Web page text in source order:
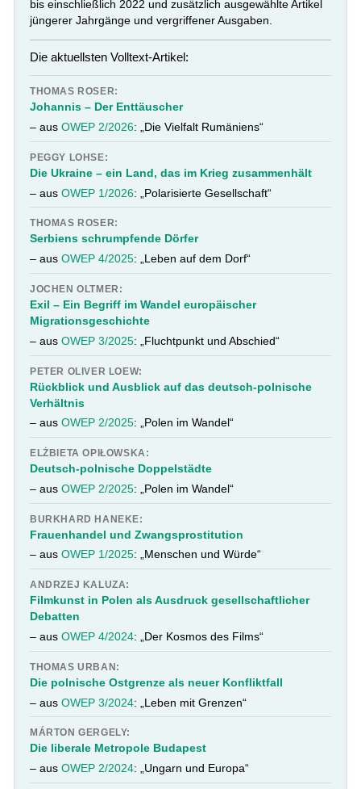
bis einschließlich 2022 und zusätzlich ausgewählte Artikel
jüngerer Jahrgänge und vergriffener Ausgaben.
Die aktuellsten Volltext-Artikel:
THOMAS ROSER:
Johannis – Der Enttäuscher
– ausOWEP 2/2026: „Die Vielfalt Rumäniens“
PEGGY LOHSE:
Die Ukraine – ein Land, das im Krieg zusammenhält
– ausOWEP 1/2026: „Polarisierte Gesellschaft“
THOMAS ROSER:
Serbiens schrumpfende Dörfer
– ausOWEP 4/2025: „Leben auf dem Dorf“
JOCHEN OLTMER:
Exil – Ein Begriff im Wandel europäischer
Migrationsgeschichte
– ausOWEP 3/2025: „Fluchtpunkt und Abschied“
PETER OLIVER LOEW:
Rückblick und Ausblick auf das deutsch-polnische
Verhältnis
– ausOWEP 2/2025: „Polen im Wandel“
ELŻBIETA OPIŁOWSKA:
Deutsch-polnische Doppelstädte
– ausOWEP 2/2025: „Polen im Wandel“
BURKHARD HANEKE:
Frauenhandel und Zwangsprostitution
– ausOWEP 1/2025: „Menschen und Würde“
ANDRZEJ KALUZA:
Filmkunst in Polen als Ausdruck gesellschaftlicher
Debatten
– ausOWEP 4/2024: „Der Kosmos des Films“
THOMAS URBAN:
Die polnische Ostgrenze als neuer Konfliktfall
– ausOWEP 3/2024: „Leben mit Grenzen“
MÁRTON GERGELY:
Die liberale Metropole Budapest
– ausOWEP 2/2024: „Ungarn und Europa“